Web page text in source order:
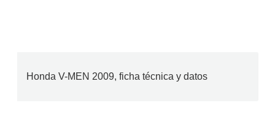
Honda V-MEN 2009, ficha técnica y datos